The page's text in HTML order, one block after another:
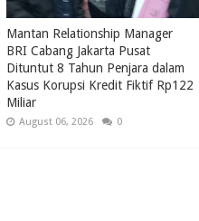
Mantan Relationship Manager
BRI Cabang Jakarta Pusat
Dituntut 8 Tahun Penjara dalam
Kasus Korupsi Kredit Fiktif Rp122
Miliar
August 06, 2026 0